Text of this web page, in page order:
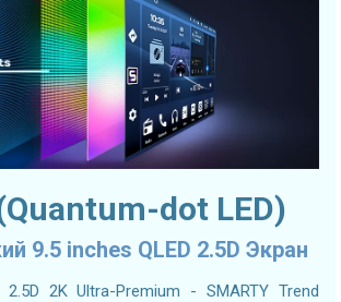
dot LED)
9.5 inches QLED 2.5D Экран
2.5D 2K Ultra-Premium - SMARTY Trend